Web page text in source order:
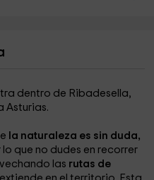
dentro de Ribadesella,
Asturias.
la naturaleza es sin duda,
lo que no dudes en recorrer
las rutas de